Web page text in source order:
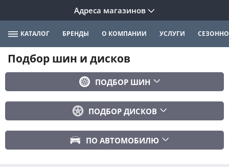
Адреса магазинов
КАТАЛОГ БРЕНДЫ О КОМПАНИИ УСЛУГИ
Подбор шин и дисков
ПОДБОР ШИН
ПОДБОР ДИСКОВ
ПО АВТОМОБИЛЮ